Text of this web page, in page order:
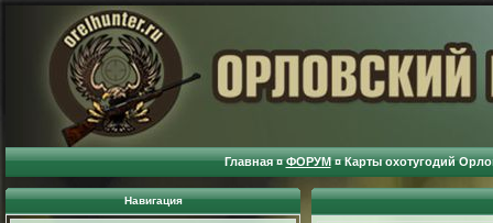
Главная ¤ ФОРУМ ¤ Карты охотугодий
Навигация